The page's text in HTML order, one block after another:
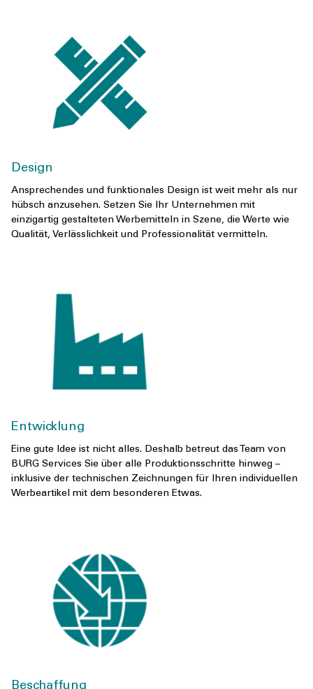
Design
Ansprechendes und funktionales Design ist weit mehr als nur
hübsch anzusehen. Setzen Sie Ihr Unternehmen mit
einzigartig gestalteten Werbemitteln in Szene, die Werte wie
Qualität, Verlässlichkeit und Professionalität vermitteln.
Entwicklung
Eine gute Idee ist nicht alles. Deshalb betreut das Team von
BURG Services Sie über alle Produktionsschritte hinweg –
inklusive der technischen Zeichnungen für Ihren individuellen
Werbeartikel mit dem besonderen Etwas.
Beschaffung